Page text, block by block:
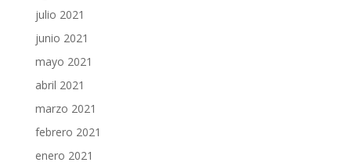
julio 2021
junio 2021
mayo 2021
abril 2021
marzo 2021
febrero 2021
enero 2021